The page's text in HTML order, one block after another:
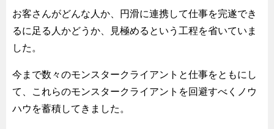
お客さんがどんな人か、円滑に連携して仕事を完遂でき
るに足る人かどうか、見極めるという工程を省いていま
した。
今まで数々のモンスタークライアントと仕事をともにし
て、これらのモンスタークライアントを回避すべくノウ
ハウを蓄積してきました。